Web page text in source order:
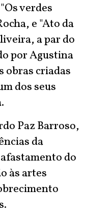
verdes
e "Ato da
a par do
por Agustina
obras criadas
dos seus
Paz Barroso,
da
do
às artes